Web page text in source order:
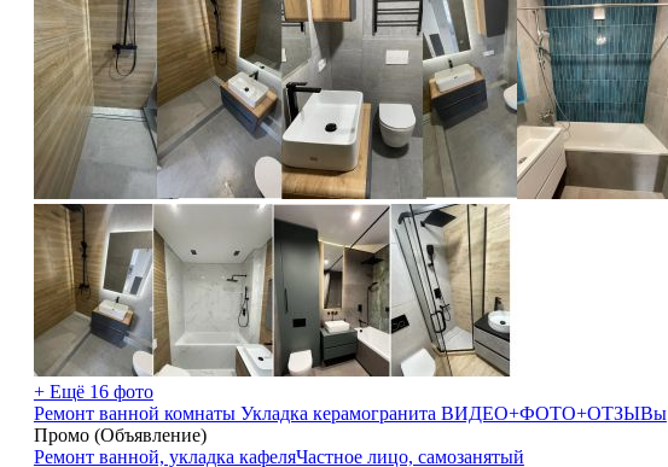
+ Ещё 16 фото
Ремонт ванной комнаты Укладка керамогранита ВИДЕО+ФОТО+ОТЗЫВы
Промо (Объявление)
Ремонт ванной, укладка кафеляЧастное лицо, самозанятый